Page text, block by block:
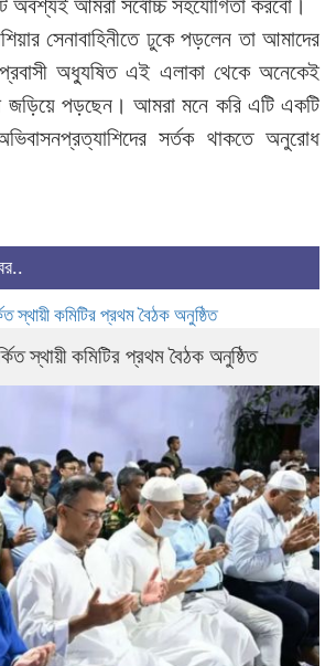
অবশ্যই আমরা সর্বোচ্চ সহযোগিতা করবো।
সেনাবাহিনীতে ঢুকে পড়লেন তা আমাদের
অধ্যুষিত এই এলাকা থেকে অনেকেই
জড়িয়ে পড়ছেন। আমরা মনে করি এটি একটি
সর্তক থাকতে অনুরোধ
স্থায়ী কমিটির প্রথম বৈঠক অনুষ্ঠিত